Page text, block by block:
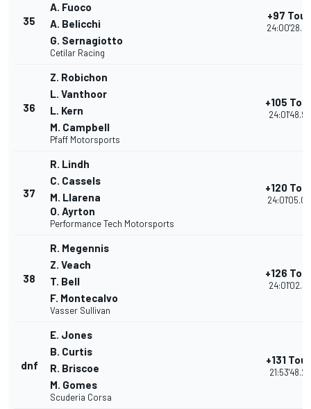
35
A. Fuoco
A. Belicchi
G. Sernagiotto
Cetilar Racing
+97
36
Z. Robichon
L. Vanthoor
L. Kern
M. Campbell
Pfaff Motorsports
+105
37
R. Lindh
C. Cassels
M. Llarena
O. Ayrton
Performance Tech Motorsports
+120
38
R. Megennis
Z. Veach
T. Bell
F. Montecalvo
Vasser Sullivan
+126
dnf
E. Jones
B. Curtis
R. Briscoe
M. Gomes
Scuderia Corsa
+131